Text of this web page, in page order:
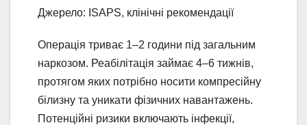
Джерело: ISAPS, клінічні рекомендації
Операція триває 1–2 години під загальним
наркозом. Реабілітація займає 4–6 тижнів,
протягом яких потрібно носити компресійну
білизну та уникати фізичних навантажень.
Потенційні ризики включають інфекції,